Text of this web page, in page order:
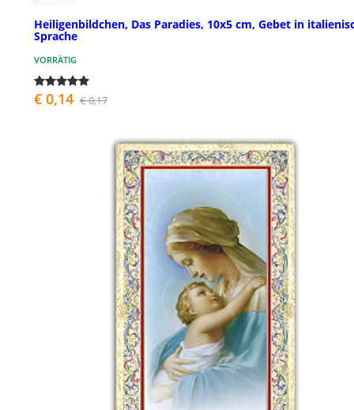
Heiligenbildchen, Das Paradies, 10x5 cm, Gebet in
Sprache
VORRÄTIG
€ 0,14 € 0,17